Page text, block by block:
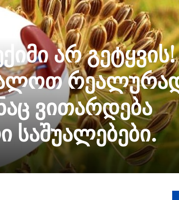
არ გეტყვის!
ვითარდება
საშუალებები.